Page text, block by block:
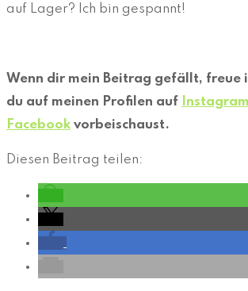
auf Lager? Ich bin gespannt!
Wenn dir mein Beitrag gefällt, freue
du auf meinen Profilen auf
Instagram
Facebook vorbeischaust.
Diesen Beitrag teilen: